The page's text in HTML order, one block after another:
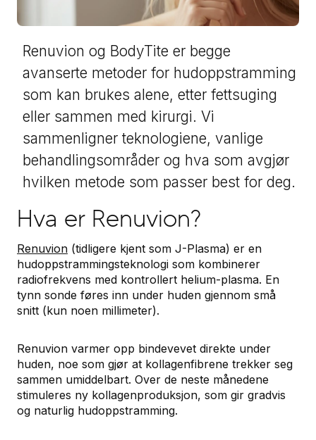
Renuvion og BodyTite er begge
avanserte metoder for hudoppstramming
som kan brukes alene, etter fettsuging
eller sammen med kirurgi. Vi
sammenligner teknologiene, vanlige
behandlingsområder og hva som avgjør
hvilken metode som passer best for deg.
Hva er Renuvion?
Renuvion (tidligere kjent som J-Plasma) er en
hudoppstrammingsteknologi som kombinerer
radiofrekvens med kontrollert helium-plasma. En
tynn sonde føres inn under huden gjennom små
snitt (kun noen millimeter).
Renuvion varmer opp bindevevet direkte under
huden, noe som gjør at kollagenfibrene trekker seg
sammen umiddelbart. Over de neste månedene
stimuleres ny kollagenproduksjon, som gir gradvis
og naturlig hudoppstramming.